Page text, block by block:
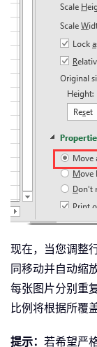
现在，当您调整
同移动并自动缩
每张图片分别重
比例将根据所覆
提示： 若希望严